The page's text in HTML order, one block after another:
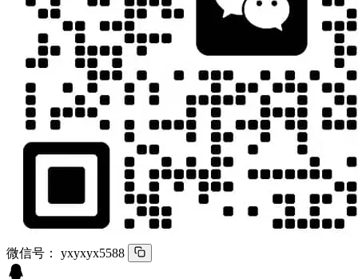
微信号： yxyxyx5588